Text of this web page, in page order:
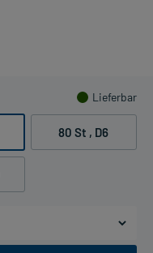
Lieferbar
80 St , D6